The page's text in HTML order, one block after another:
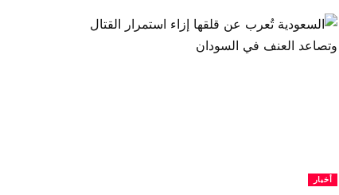
أخبار